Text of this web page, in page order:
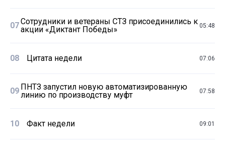
07Сотрудники и ветераны СТЗ присоединились к
акции «Диктант Победы»
05:48
08 Цитата недели 07:06
09 ПНТЗ запустил новую автоматизированную
линию по производству муфт
07:58
10 Факт недели 09:01